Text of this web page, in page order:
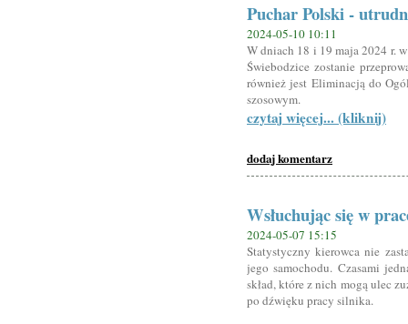
Puchar Polski -
2024-05-10 10:11
W dniach 18 i 19 maja 2024 r.
Świebodzice zostanie
również jest Eliminacją do
szosowym.
czytaj więcej... (kliknij)
dodaj komentarz
Wsłuchując się w
2024-05-07 15:15
Statystyczny kierowca nie
jego samochodu. Czasami
skład, które z nich mogą ulec
po dźwięku pracy silnika.